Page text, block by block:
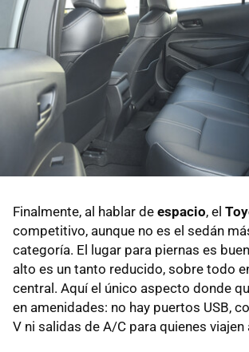
Finalmente, al hablar de espacio, el
competitivo, aunque no es el sedán
categoría. El lugar para piernas es
alto es un tanto reducido, sobre todo
central. Aquí el único aspecto donde
en amenidades: no hay puertos USB,
V ni salidas de A/C para quienes viajen